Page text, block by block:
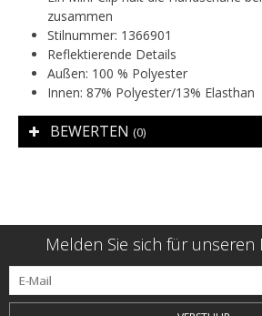
zusammen
Stilnummer: 1366901
Reflektierende Details
Außen: 100 % Polyester
Innen: 87% Polyester/13% Elasthan
BEWERTEN (0)
Melden Sie sich für unseren